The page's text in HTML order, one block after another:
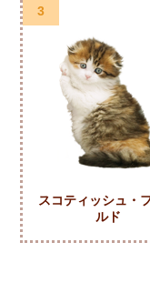
3
スコティッシュ・
ルド